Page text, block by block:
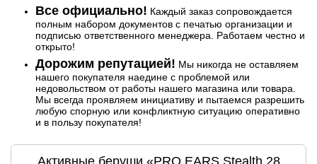
Все официально! Каждый заказ сопровождается
полным набором документов с печатью организации и
подписью ответственного менеджера. Работаем честно и
открыто!
Дорожим репутацией! Мы никогда не оставляем
нашего покупателя наедине с проблемой или
недовольством от работы нашего магазина или товара.
Мы всегда проявляем инициативу и пытаемся разрешить
любую спорную или конфликтную ситуацию оперативно
и в пользу покупателя!
Активные беруши «PRO EARS Stealth 28